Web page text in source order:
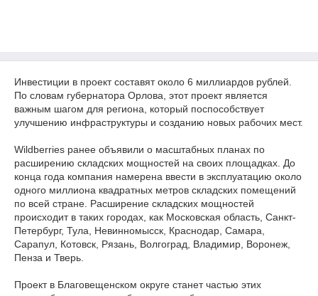
Инвестиции в проект составят около 6 миллиардов рублей.
По словам губернатора Орлова, этот проект является
важным шагом для региона, который поспособствует
улучшению инфраструктуры и созданию новых рабочих мест.
Wildberries ранее объявили о масштабных планах по
расширению складских мощностей на своих площадках. До
конца года компания намерена ввести в эксплуатацию около
одного миллиона квадратных метров складских помещений
по всей стране. Расширение складских мощностей
происходит в таких городах, как Московская область, Санкт-
Петербург, Тула, Невинномысск, Краснодар, Самара,
Сарапул, Котовск, Рязань, Волгоград, Владимир, Воронеж,
Пенза и Тверь.
Проект в Благовещенском округе станет частью этих